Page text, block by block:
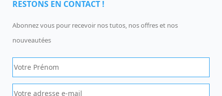
RESTONS EN CONTACT !
Abonnez vous pour recevoir nos tutos, nos offres et nos
nouveautées